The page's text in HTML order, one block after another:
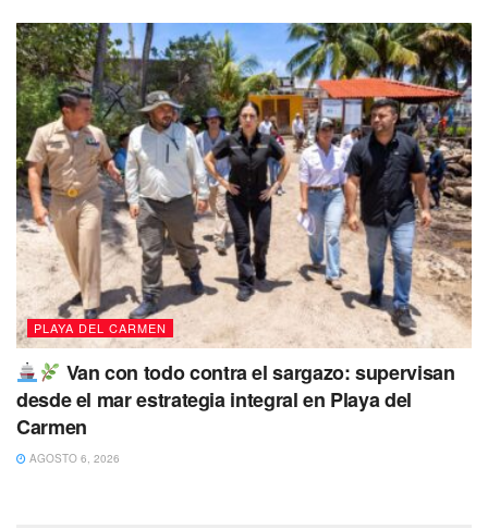
PLAYA DEL CARMEN
Van con todo contra el sargazo: supervisan
desde el mar estrategia integral en Playa del
Carmen
AGOSTO 6, 2026